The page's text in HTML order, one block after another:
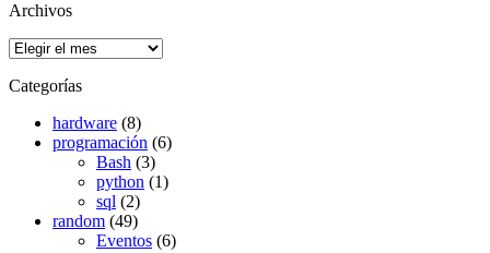
Archivos
Archivos
Categorías
hardware (8)
programación (6)
Bash (3)
python (1)
sql (2)
random (49)
Eventos (6)